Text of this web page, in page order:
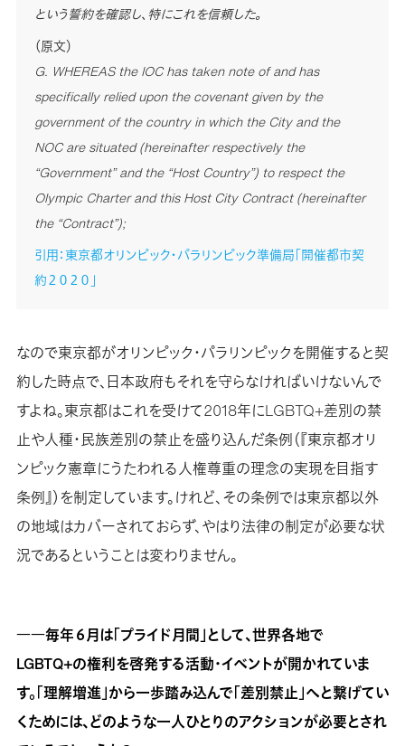
という誓約を確認し、特にこれを信頼した。
（原文）
G. WHEREAS the IOC has taken note of and has
specifically relied upon the covenant given by the
government of the country in which the City and the
NOC are situated (hereinafter respectively the
“Government” and the “Host Country”) to respect the
Olympic Charter and this Host City Contract (hereinafter
the “Contract”);
引用：東京都オリンピック・パラリンピック準備局「開催都市契
約２０２０」
なので東京都がオリンピック・パラリンピックを開催すると契
約した時点で、日本政府もそれを守らなければいけないんで
すよね。東京都はこれを受けて2018年にLGBTQ+差別の禁
止や人種・民族差別の禁止を盛り込んだ条例（『東京都オリ
ンピック憲章にうたわれる人権尊重の理念の実現を目指す
条例』）を制定しています。けれど、その条例では東京都以外
の地域はカバーされておらず、やはり法律の制定が必要な状
況であるということは変わりません。
――毎年６月は「プライド月間」として、世界各地で
LGBTQ+の権利を啓発する活動・イベントが開かれていま
す。「理解増進」から一歩踏み込んで「差別禁止」へと繋げてい
くためには、どのような一人ひとりのアクションが必要とされ